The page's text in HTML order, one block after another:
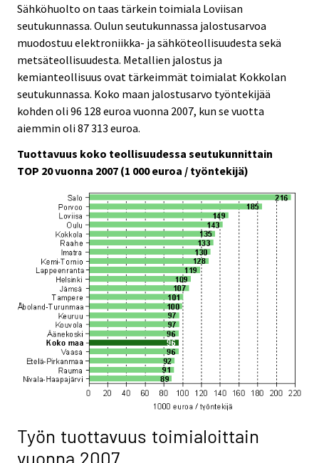
Sähköhuolto on taas tärkein toimiala Loviisan
seutukunnassa. Oulun seutukunnassa jalostusarvoa
muodostuu elektroniikka- ja sähköteollisuudesta sekä
metsäteollisuudesta. Metallien jalostus ja
kemianteollisuus ovat tärkeimmät toimialat Kokkolan
seutukunnassa. Koko maan jalostusarvo työntekijää
kohden oli 96 128 euroa vuonna 2007, kun se vuotta
aiemmin oli 87 313 euroa.
Tuottavuus koko teollisuudessa seutukunnittain
TOP 20 vuonna 2007 (1 000 euroa / työntekijä)
Työn tuottavuus toimialoittain
vuonna 2007